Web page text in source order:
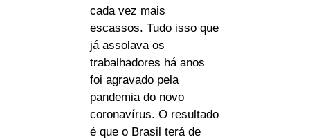
cada vez mais
escassos. Tudo isso que
já assolava os
trabalhadores há anos
foi agravado pela
pandemia do novo
coronavírus. O resultado
é que o Brasil terá de